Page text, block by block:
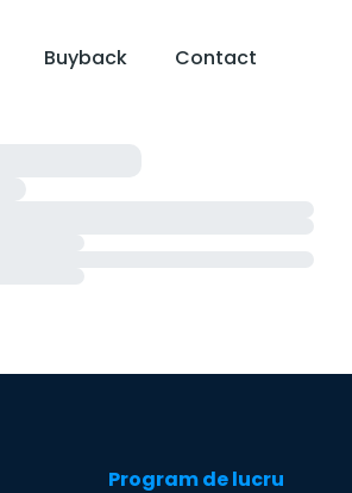
Buyback Contact
Program de lucru